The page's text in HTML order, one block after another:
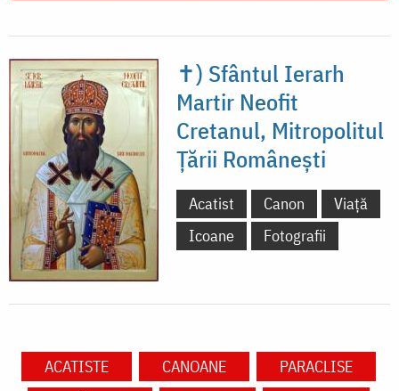
✝) Sfântul Ierarh
Martir Neofit
Cretanul, Mitropolitul
Țării Românești
Acatist Canon
Viață
Icoane
Fotografii
ACATISTE CANOANE
PARACLISE